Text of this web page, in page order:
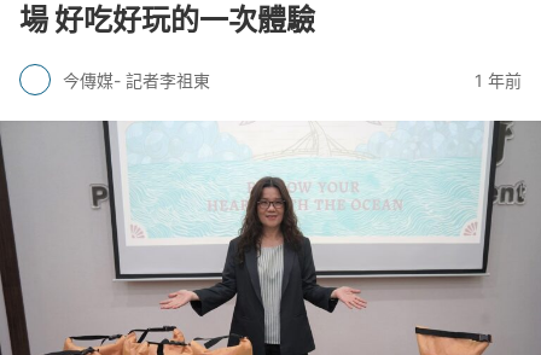
場 好吃好玩的一次體驗
今傳媒- 記者李祖東 1 年前